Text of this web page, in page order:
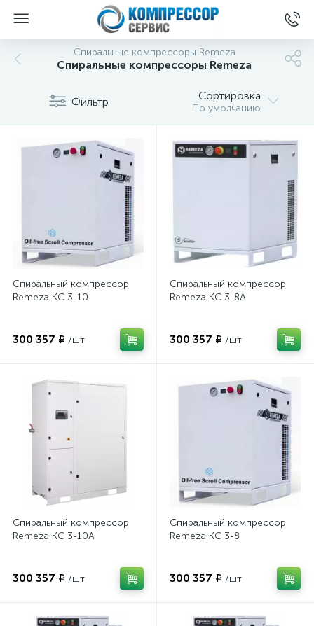
Спиральные компрессоры Remeza
Спиральные компрессоры Remeza
Фильтр Сортировка
По умолчанию
Спиральный компрессор
Remeza КС 3-10
300 357 ₽ /шт
Спиральный компрессор
Remeza КС 3-8А
300 357 ₽ /шт
Спиральный компрессор
Remeza КС 3-10А
300 357 ₽ /шт
Спиральный компрессор
Remeza КС 3-8
300 357 ₽ /шт